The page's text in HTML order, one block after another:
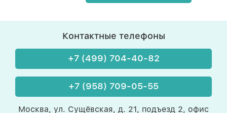
Контактные телефоны
+7 (499) 704-40-82
+7 (958) 709-05-55
Москва, ул. Сущёвская, д. 21, подъезд 2, офис